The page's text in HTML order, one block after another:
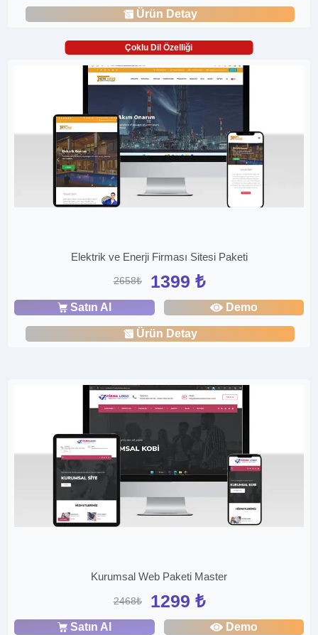
Ürün Detay
Çoklu Dil Özelliği
Elektrik ve Enerji Firması Sitesi Paketi
2658₺ 1399 ₺
Satın Al Demo
Ürün Detay
Kurumsal Web Paketi Master
2468₺ 1299 ₺
Satın Al Demo